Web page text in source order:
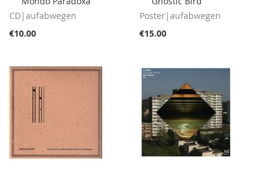
CD|aufabwegen
€10.00
Poster|aufabwegen
€15.00